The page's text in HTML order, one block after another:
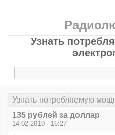
Узнать
Узнать потребляемую
135 рублей за доллар
14.02.2010 - 16:27